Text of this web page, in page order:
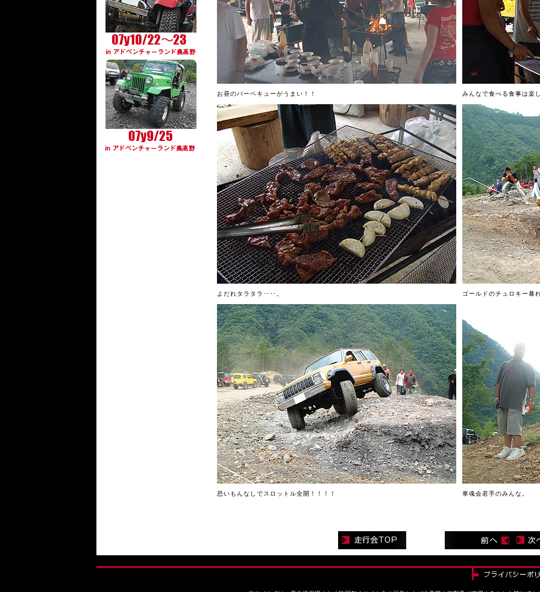
お昼のバーベキューがうまい！！ みんなで食べる食事は楽
よだれタラタラ‥‥。 ゴールドのチュロキー暴
恐いもんなしでスロットル全開！！！！ 車魂会若手のみんな。